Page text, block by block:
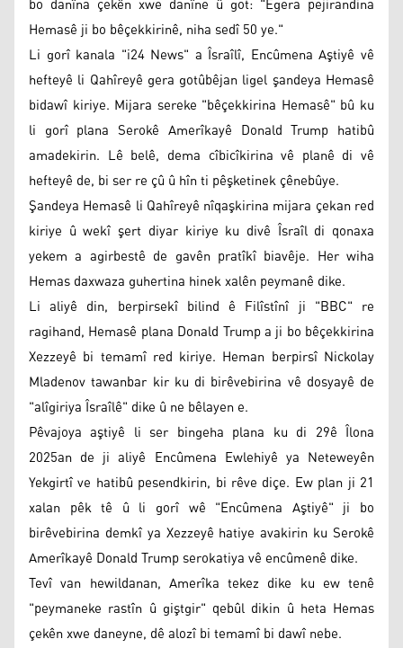
Hemasê ji bo bêçekkirinê, niha sedî 50 ye."
Li gorî kanala "i24 News" a Îsraîlî, Encûmena Aştiyê vê
hefteyê li Qahîreyê gera gotûbêjan ligel şandeya Hemasê
bidawî kiriye. Mijara sereke "bêçekkirina Hemasê" bû ku
li gorî plana Serokê Amerîkayê Donald Trump hatibû
amadekirin. Lê belê, dema cîbicîkirina vê planê di vê
hefteyê de, bi ser re çû û hîn ti pêşketinek çênebûye.
Şandeya Hemasê li Qahîreyê nîqaşkirina mijara çekan red
kiriye û wekî şert diyar kiriye ku divê Îsraîl di qonaxa
yekem a agirbestê de gavên pratîkî biavêje. Her wiha
Hemas daxwaza guhertina hinek xalên peymanê dike.
Li aliyê din, berpirsekî bilind ê Filîstînî ji "BBC" re
ragihand, Hemasê plana Donald Trump a ji bo bêçekkirina
Xezzeyê bi temamî red kiriye. Heman berpirsî Nickolay
Mladenov tawanbar kir ku di birêvebirina vê dosyayê de
"alîgiriya Îsraîlê" dike û ne bêlayen e.
Pêvajoya aştiyê li ser bingeha plana ku di 29ê Îlona
2025an de ji aliyê Encûmena Ewlehiyê ya Neteweyên
Yekgirtî ve hatibû pesendkirin, bi rêve diçe. Ew plan ji 21
xalan pêk tê û li gorî wê "Encûmena Aştiyê" ji bo
birêvebirina demkî ya Xezzeyê hatiye avakirin ku Serokê
Amerîkayê Donald Trump serokatiya vê encûmenê dike.
Tevî van hewildanan, Amerîka tekez dike ku ew tenê
"peymaneke rastîn û giştgir" qebûl dikin û heta Hemas
çekên xwe daneyne, dê alozî bi temamî bi dawî nebe.